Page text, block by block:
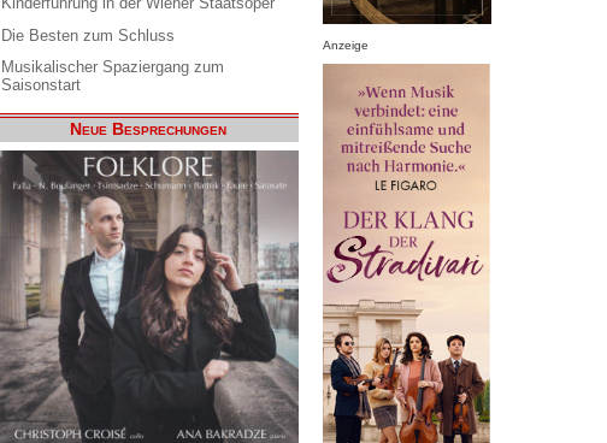
Die Besten zum Schluss
Musikalischer Spaziergang zum
Saisonstart
Neue Besprechungen
Anzeige